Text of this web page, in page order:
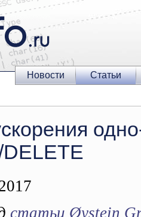
Новости Статьи
статьи Øystein